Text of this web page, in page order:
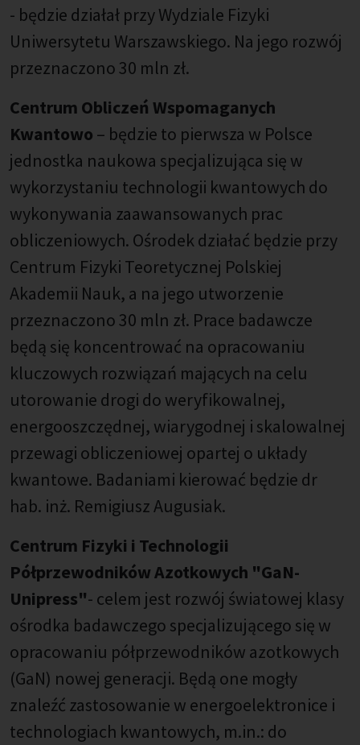
- będzie działał przy Wydziale Fizyki
Uniwersytetu Warszawskiego. Na jego rozwój
przeznaczono 30 mln zł.
Centrum Obliczeń Wspomaganych
Kwantowo – będzie to pierwsza w Polsce
jednostka naukowa specjalizująca się w
wykorzystaniu technologii kwantowych do
wykonywania zaawansowanych prac
obliczeniowych. Ośrodek działać będzie przy
Centrum Fizyki Teoretycznej Polskiej
Akademii Nauk, a na jego utworzenie
przeznaczono 30 mln zł. Prace badawcze
będą się koncentrować na opracowaniu
kluczowych rozwiązań mających na celu
utorowanie drogi do weryfikowalnej,
energooszczędnej, wiarygodnej i skalowalnej
przewagi obliczeniowej opartej o układy
kwantowe. Badaniami kierować będzie dr
hab. inż. Remigiusz Augusiak.
Centrum Fizyki i Technologii
Półprzewodników Azotkowych "GaN-
Unipress"- celem jest rozwój światowej klasy
ośrodka badawczego specjalizującego się w
opracowaniu półprzewodników azotkowych
(GaN) nowej generacji. Będą one mogły
znaleźć zastosowanie w energoelektronice i
technologiach kwantowych, m.in.: do